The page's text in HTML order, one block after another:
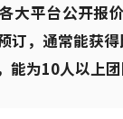
大平台公开报
订，通常能获
能为10人以上